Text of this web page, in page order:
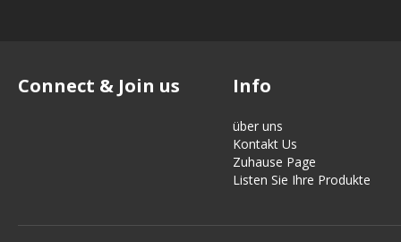
Connect & Join us Info
über uns
Kontakt Us
Zuhause Page
Listen Sie Ihre Produkte